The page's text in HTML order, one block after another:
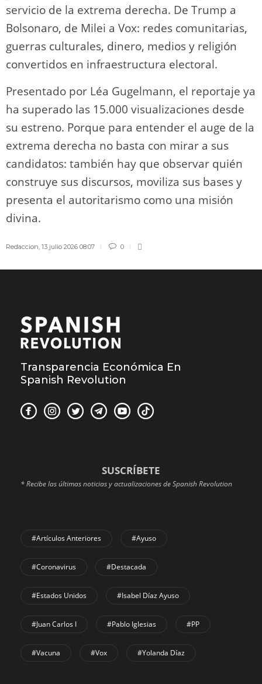
servicio de la extrema derecha. De Trump a
Bolsonaro, de Milei a Vox: redes comunitarias,
guerras culturales, dinero, medios y religión
convertidos en infraestructura electoral.
Presentado por Léa Gugelmann, el reportaje ya
ha superado las 15.000 visualizaciones desde
su estreno. Porque para entender el auge de la
extrema derecha no basta con mirar a sus
candidatos: también hay que observar quién
construye sus discursos, moviliza sus bases y
presenta el autoritarismo como una misión
divina.
Redaccion 13 julio 2026 08:07 0
Transparencia Económica En
Spanish Revolution
SUSCRÍBETE
* Recibe las últimas noticias y actualizaciones de Spanish Revolution
#Artículos Anteriores #Ayuso
#coronavirus #Destacada
#Estados Unidos #Isabel Díaz Ayuso
#Juan Carlos I #Pablo Iglesias #PP
#Vacuna #Vox #Yolanda Díaz